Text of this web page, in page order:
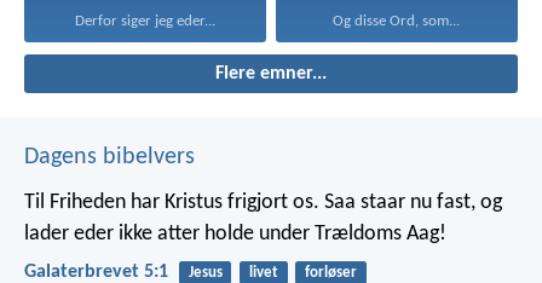
Derfor siger jeg eder... Og disse Ord, som...
Flere emner...
Dagens bibelvers
Til Friheden har Kristus frigjort os. Saa staar nu fast, og
lader eder ikke atter holde under Trældoms Aag!
Galaterbrevet 5:1 Jesus livet forløser